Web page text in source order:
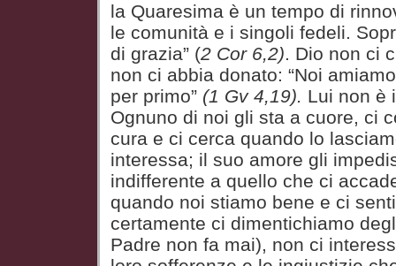
la Quaresima è un tempo di
le comunità e i singoli fedeli.
di grazia” (2 Cor 6,2). Dio non ci
non ci abbia donato: “Noi
per primo” (1 Gv 4,19). Lui non è
Ognuno di noi gli sta a cuore, ci
cura e ci cerca quando lo
interessa; il suo amore gli
indifferente a quello che ci
quando noi stiamo bene e ci
certamente ci dimentichiamo
Padre non fa mai), non ci